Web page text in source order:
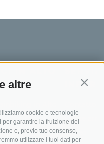
altre
cookie e tecnologie
per garantire la fruizione dei
e, previo tuo consenso,
utilizzare i tuoi dati per
corsa in Alto
Come
Meteo